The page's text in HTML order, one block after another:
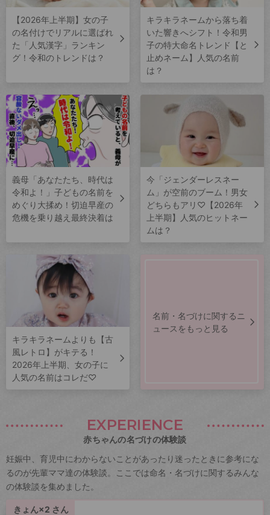
【2026年上半期】女の子
の名付けでリアルに選ばれ
た「人気漢字」ランキン
グ！令和のトレンドは？
キラキラネームから落ち着
いた響きへシフト！令和男
子の特大命名トレンド【と
止めネーム】人気の名前
は？
義母「あなたたち、時代は
令和よ！」子どもの名前を
めぐり大揉め！切迫早産の
危機を乗り越え最終決着は
今「ジェンダーレスネー
ム」が空前のブーム！男女
どちらもアリ♡【2026年
上半期】人気のヒットネー
ムは？
キラキラネームよりも【古
風レトロ】がキテる！
2026年上半期、女の子に
人気の名前はコレだ♡
名前・名づけに関するニ
ュースをもっと見る
EXPERIENCE
赤ちゃんの名づけの体験談
妊娠中、育児中にわからないことがあったり迷ったときに参考にな
るのが先輩ママ達の体験談。ここでは命名・名づけに関するみんな
の体験談を集めました。
きょん×2 さん